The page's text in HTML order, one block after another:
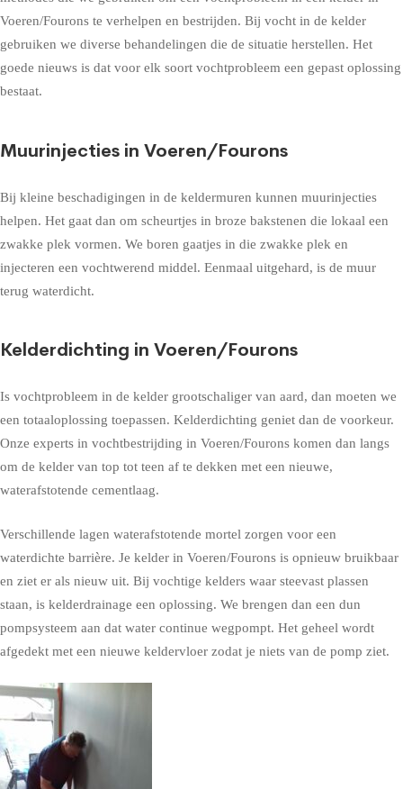
Voeren/Fourons te verhelpen en bestrijden. Bij vocht in de kelder
gebruiken we diverse behandelingen die de situatie herstellen. Het
goede nieuws is dat voor elk soort vochtprobleem een gepast oplossing
bestaat.
Muurinjecties in Voeren/Fourons
Bij kleine beschadigingen in de keldermuren kunnen muurinjecties
helpen. Het gaat dan om scheurtjes in broze bakstenen die lokaal een
zwakke plek vormen. We boren gaatjes in die zwakke plek en
injecteren een vochtwerend middel. Eenmaal uitgehard, is de muur
terug waterdicht.
Kelderdichting in Voeren/Fourons
Is vochtprobleem in de kelder grootschaliger van aard, dan moeten we
een totaaloplossing toepassen. Kelderdichting geniet dan de voorkeur.
Onze experts in vochtbestrijding in Voeren/Fourons komen dan langs
om de kelder van top tot teen af te dekken met een nieuwe,
waterafstotende cementlaag.
Verschillende lagen waterafstotende mortel zorgen voor een
waterdichte barrière. Je kelder in Voeren/Fourons is opnieuw bruikbaar
en ziet er als nieuw uit. Bij vochtige kelders waar steevast plassen
staan, is kelderdrainage een oplossing. We brengen dan een dun
pompsysteem aan dat water continue wegpompt. Het geheel wordt
afgedekt met een nieuwe keldervloer zodat je niets van de pomp ziet.